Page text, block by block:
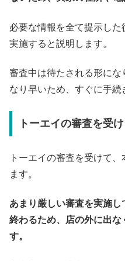
必要な情報を全て提示し
実施すると説明します。
審査中は待たされる形に
なり早いため、すぐに手続
トーエイの審査を受
トーエイの審査を受けて
ます。
あまり厳しい審査を実施
終わるため、店の外に出な
す。